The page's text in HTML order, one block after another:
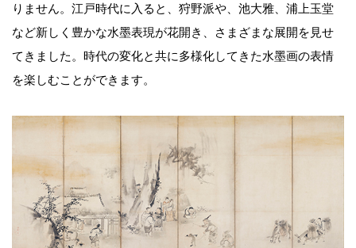
りません。江戸時代に入ると、狩野派や、池大雅、浦上玉堂
など新しく豊かな水墨表現が花開き、さまざまな展開を見せ
てきました。時代の変化と共に多様化してきた水墨画の表情
を楽しむことができます。